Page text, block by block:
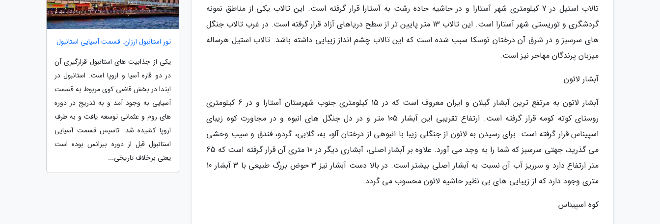
تالاب استیل در 7 کیلومتری شهر آستارا و در حاشیه جاده رشت به آستارا قرار گرفته است. این تالاب یکی از مناطق نمونه
گردشگری و توریستی شهر آستارا است. این تالاب 13 متر پایین تر از سطح دریاهای آزاد قرار گرفته است. در غرب تالاب جنگل
های سرسبز و در شرق آن درختان توسکا سبب شده است که این تالاب چشم انداز زیبایی داشته باشد. تالاب استیل هرساله
میزبان پرندگان مهاجر نیز است.
آبشار لاتون
آبشار لاتون به مرتفع ترین آبشار گیلان و ایران معروف است که در 15 کیلومتری جنوب شهرستان آستارا و در 6 کیلومتری
روستای کوته کومه قرار گرفته است. ارتفاع تقریبی این آبشار 105 متر و در دل جنگل های انبوه و در مجاورت کوه زیبای
اسپیناس قرار گرفته است. برای رسیدن به لاتون از جنگلی زیبا با انبوهی از درختان آلو، به، گلابی، گردو، فندق و سیب وحشی
می گذرید، جهتی سرسبز که شما را به وجد می آورد. علاوه بر آبشار اصلی، آبشاری دیگر در 10 متری آن قرار گرفته است که 65
متر ارتفاع دارد و سرریز آب آن نسبت به آبشار اصلی بیشتر است. در بالا دست آبشار نیز 3 حوض بزرگ طبیعی با 3 آبشار 10
متری وجود دارد که از زیبایی های بی نظیر حاشیه لاتون محسوب می گردد.
کوه اسپیناس
تور استانبول ارزان: قسمت آسیایی استانبول
یکی از جذابیت های استانبول قرارگیری آن
در دو قاره آسیا و اروپا است. استانبول در
ابتدا در بخش قاضی کوی مربوط به قسمت
آسیایی به وجود آمد و به تدریج در دوره
های روم و عثمانی توسعه یافت و به طرف
اروپا کشیده شد. تاسیس قسمت آسیایی
استانبول قبل از دوره بیزانس بوده است
یعنی برخلاف تاریخی...